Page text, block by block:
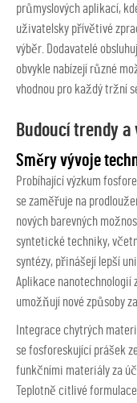
průmyslových aplikací,
uživatelsky přívětivé
výběr. Dodavatelé
obvykle nabízejí různé
vhodnou pro každý tržní
Budoucí trendy
Směry vývoje
Probíhající výzkum
se zaměřuje na
nových barevných
syntetické techniky,
syntézy, přinášejí lepší
Aplikace
umožňují nové způsoby
Integrace chytrých
se fosforeskující prášek
funkčními materiály za
Teplotně citlivé